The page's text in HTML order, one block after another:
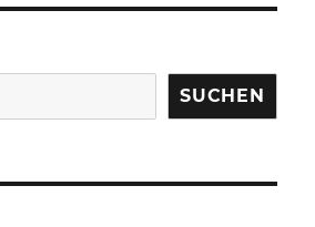
SUCHEN